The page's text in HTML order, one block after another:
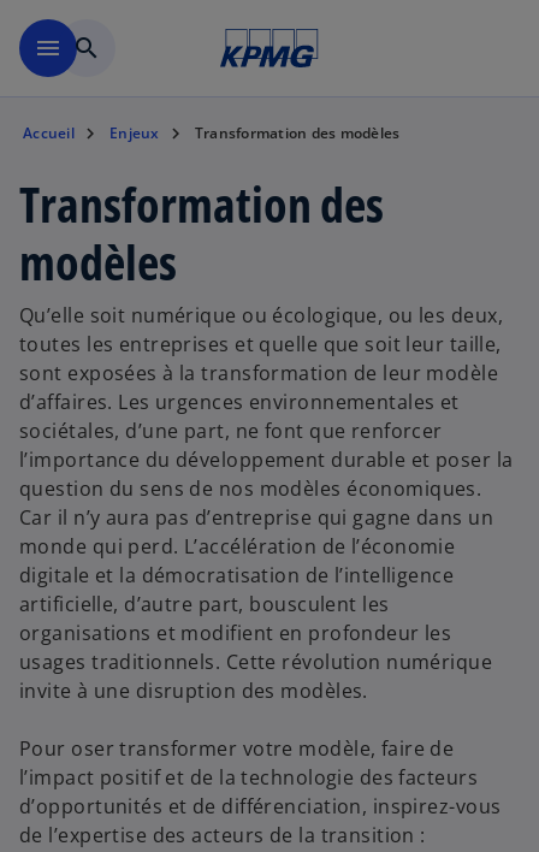
menu search
Accueil Enjeux Transformation des modèles
Transformation des
modèles
Qu’elle soit numérique ou écologique, ou les deux,
toutes les entreprises et quelle que soit leur taille,
sont exposées à la transformation de leur modèle
d’affaires. Les urgences environnementales et
sociétales, d’une part, ne font que renforcer
l’importance du développement durable et poser la
question du sens de nos modèles économiques.
Car il n’y aura pas d’entreprise qui gagne dans un
monde qui perd. L’accélération de l’économie
digitale et la démocratisation de l’intelligence
artificielle, d’autre part, bousculent les
organisations et modifient en profondeur les
usages traditionnels. Cette révolution numérique
invite à une disruption des modèles.
Pour oser transformer votre modèle, faire de
l’impact positif et de la technologie des facteurs
d’opportunités et de différenciation, inspirez-vous
de l’expertise des acteurs de la transition :